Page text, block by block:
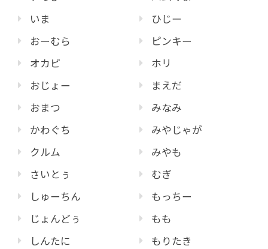
いま
おーむら
オカピ
おじょー
おまつ
かわぐち
クルム
さいとぅ
しゅーちん
じょんどぅ
しんたに
ひじー
ピンキー
ホリ
まえだ
みなみ
みやじゃが
みやも
むぎ
もっちー
もも
もりたき